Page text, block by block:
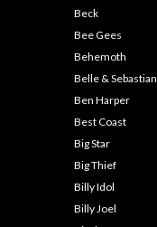
Beck
Bee Gees
Behemoth
Belle & Sebastian
Ben Harper
Best Coast
Big Star
Big Thief
Billy Idol
Billy Joel